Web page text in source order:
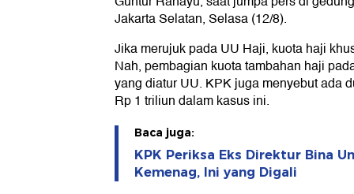
Jakarta Selatan, Selasa (12/8).
Jika merujuk pada UU Haji, kuota haji
Nah, pembagian kuota tambahan haji
yang diatur UU. KPK juga menyebut ada
Rp 1 triliun dalam kasus ini.
Baca juga:
KPK Periksa Eks Direktur Bina
Kemenag, Ini yang Digali